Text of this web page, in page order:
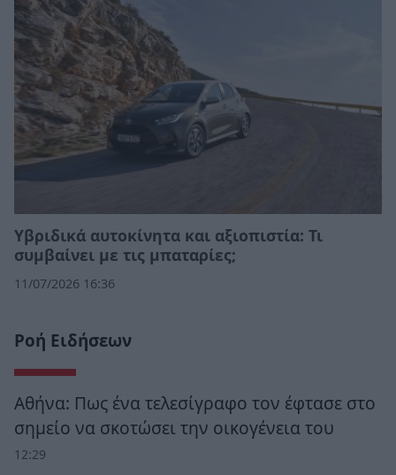
Υβριδικά αυτοκίνητα και αξιοπιστία: Τι
συμβαίνει με τις μπαταρίες;
11/07/2026 16:36
Ροή Ειδήσεων
Αθήνα: Πως ένα τελεσίγραφο τον έφτασε στο
σημείο να σκοτώσει την οικογένεια του
12:29